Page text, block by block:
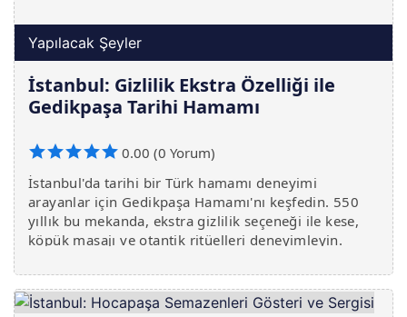
Yapılacak Şeyler
İstanbul: Gizlilik Ekstra Özelliği ile
Gedikpaşa Tarihi Hamamı
0.00 (0 Yorum)
İstanbul'da tarihi bir Türk hamamı deneyimi
arayanlar için Gedikpaşa Hamamı'nı keşfedin. 550
yıllık bu mekanda, ekstra gizlilik seçeneği ile kese,
köpük masajı ve otantik ritüelleri deneyimleyin.